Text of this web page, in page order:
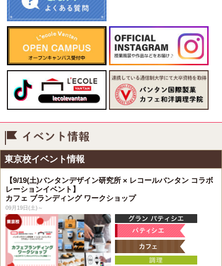
東京校イベント情報
【9/19(土)バンタンデザイン研究所 × レコールバンタン コラボ
レーションイベント】
カフェ ブランディング ワークショップ
09月19日(土)～